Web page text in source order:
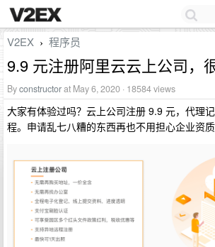
V2EX › 程序员
9.9 元注册阿里云云上公司，
Byconstructorat May 6, 2020 · 18584 views
大家有体验过吗？云上公司注册 9.9 元，代理
程。申请乱七八糟的东西再也不用担心企业资质